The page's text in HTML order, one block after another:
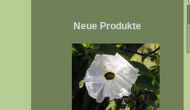
Neue Produkte